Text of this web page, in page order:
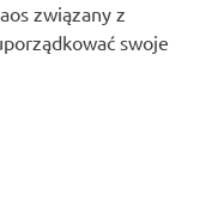
związany z
swoje